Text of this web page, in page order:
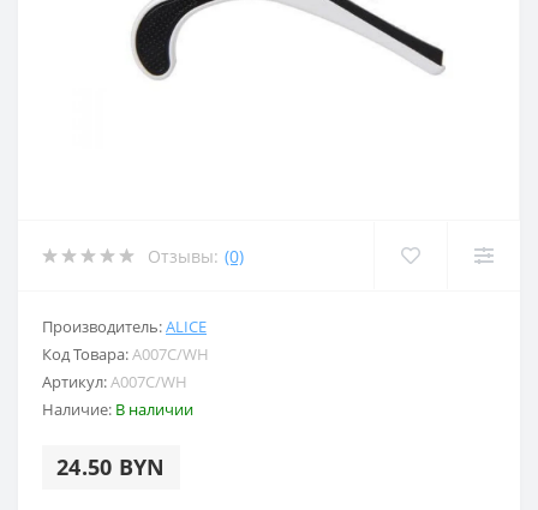
Отзывы: (0)
Производитель:ALICE
Код Товара:A007C/WH
Артикул:A007C/WH
Наличие: В наличии
24.50 BYN